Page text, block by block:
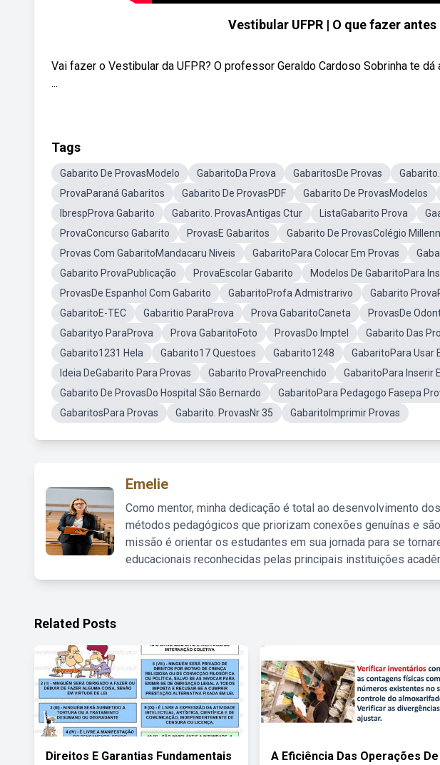
Vestibular UFPR | O que fazer
Vai fazer o Vestibular da UFPR? O professor Geraldo Cardoso Sobrinha te
...
Tags
Gabarito De ProvasModelo GabaritoDa Prova GabaritosDe Provas
ProvaParaná Gabaritos
Gabarito De ProvasPDF Gabarito De ProvasModelos
IbrespProva Gabarito
Gabarito. ProvasAntigas Ctur ListaGabarito Prova
ProvaConcurso Gabarito
ProvasE Gabaritos Gabarito De ProvasColégio
Provas Com GabaritoMandacaru Niveis
GabaritoPara Colocar Em Provas
Gabarito ProvaPublicação
ProvaEscolar Gabarito
Modelos De GabaritoPara
ProvasDe Espanhol Com Gabarito
GabaritoProfa Admistrarivo Gabarito
GabaritoE-TEC
Gabaritio ParaProva Prova GabaritoCaneta
ProvasDe
Gabarityo ParaProva
Prova GabaritoFoto ProvasDo Imptel
Gabarito Das
Gabarito1231 Hela
Gabarito17 Questoes Gabarito1248 GabaritoPara Usar
Ideia DeGabarito Para Provas
Gabarito ProvaPreenchido
GabaritoPara Inserir
Gabarito De ProvasDo Hospital São Bernardo
GabaritoPara Pedagogo Fasepa
GabaritosPara Provas
Gabarito. ProvasNr 35 GabaritoImprimir Provas
Emelie
Como mentor, minha dedicação é total ao desenvolvimento
métodos pedagógicos que priorizam conexões genuínas e
missão é orientar os estudantes em sua jornada para se
educacionais reconhecidas pelas principais instituições
Related Posts
Direitos E Garantias Fundamentais A Eficiência Das Operações De